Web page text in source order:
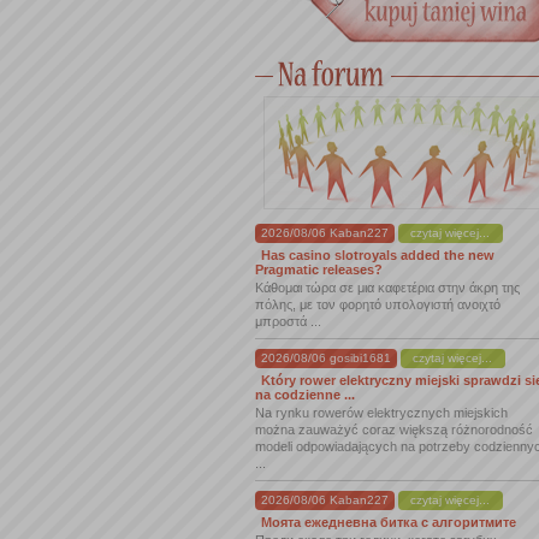
2026/08/06 Kaban227 czytaj więcej...
Has casino slotroyals added the new
Pragmatic releases?
Κάθομαι τώρα σε μια καφετέρια στην άκρη της
πόλης, με τον φορητό υπολογιστή ανοιχτό
μπροστά ...
2026/08/06 gosibi1681 czytaj więcej...
Który rower elektryczny miejski sprawdzi
na codzienne ...
Na rynku rowerów elektrycznych miejskich
można zauważyć coraz większą różnorodność
modeli odpowiadających na potrzeby
2026/08/06 Kaban227 czytaj więcej...
Моята ежедневна битка с алгоритмите